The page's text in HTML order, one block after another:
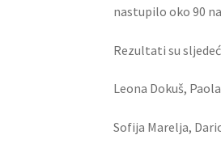
nastupilo oko 90
Rezultati su
Leona Dokuš,
Sofija Marelja,